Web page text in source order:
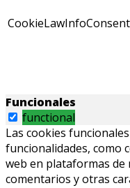
CookieLawInfoConsent
Funcionales
functional
Las cookies
funcionalidades, como
web en plataformas de
comentarios y otras